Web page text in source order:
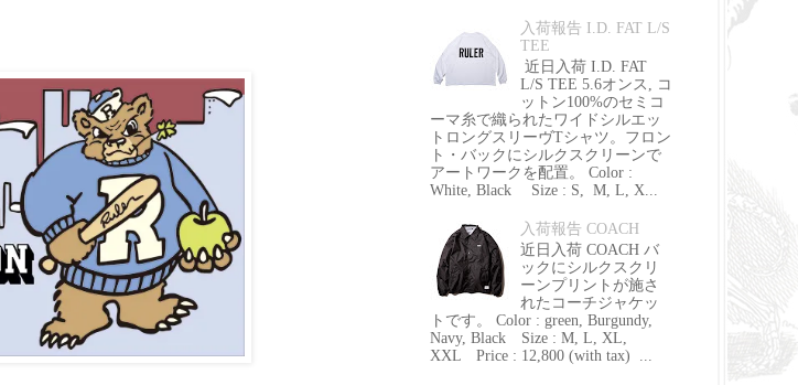
入荷報告 I.D. FAT L/S
TEE
近日入荷 I.D. FAT
L/S TEE 5.6オンス, コ
ットン100%のセミコ
ーマ糸で織られたワイドシルエッ
トロングスリーヴTシャツ。フロン
ト・バックにシルクスクリーンで
アートワークを配置。 Color :
White, Black Size : S, M, L, X...
入荷報告 COACH
近日入荷 COACH バ
ックにシルクスクリ
ーンプリントが施さ
れたコーチジャケッ
トです。 Color : green, Burgundy,
Navy, Black Size : M, L, XL,
XXL Price : 12,800 (with tax) ...